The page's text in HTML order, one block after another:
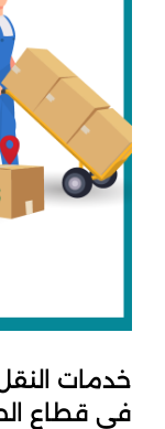
خدمات
في قطاع